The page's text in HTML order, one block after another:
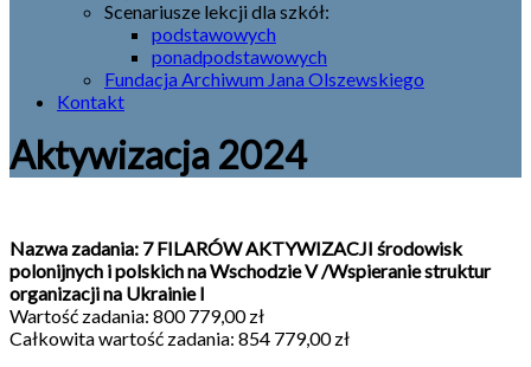
Scenariusze lekcji dla szkół:
podstawowych
ponadpodstawowych
Fundacja Archiwum Jana Olszewskiego
Kontakt
Aktywizacja 2024
Nazwa zadania: 7 FILARÓW AKTYWIZACJI środowisk
polonijnych i polskich na Wschodzie V /Wspieranie struktur
organizacji na Ukrainie I
Wartość zadania: 800 779,00 zł
Całkowita wartość zadania: 854 779,00 zł